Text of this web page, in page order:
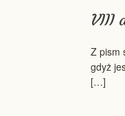
VIII
Z pism
gdyż
[…]